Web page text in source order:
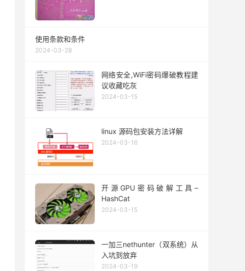
使用条款和条件
2024-03-28
网络安全,WiFi密码爆破教程建
议收藏吃灰
2024-03-15
linux 源码包安装方法详解
2024-03-16
开源GPU密码破解工具–
HashCat
2024-03-15
一加三nethunter（双系统）从
入坑到放弃
2024-03-19